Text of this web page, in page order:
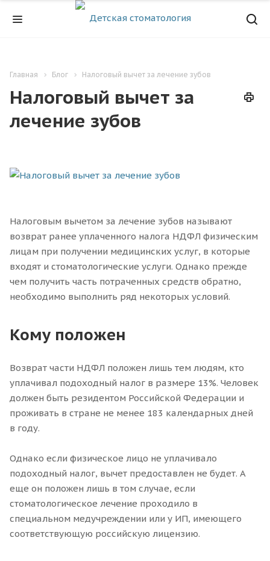
Главная Блог Налоговый вычет за лечение зубов
Налоговый вычет за
лечение зубов
Налоговым вычетом за лечение зубов называют
возврат ранее уплаченного налога НДФЛ физическим
лицам при получении медицинских услуг, в которые
входят и стоматологические услуги. Однако прежде
чем получить часть потраченных средств обратно,
необходимо выполнить ряд некоторых условий.
Кому положен
Возврат части НДФЛ положен лишь тем людям, кто
уплачивал подоходный налог в размере 13%. Человек
должен быть резидентом Российской Федерации и
проживать в стране не менее 183 календарных дней
в году.
Однако если физическое лицо не уплачивало
подоходный налог, вычет предоставлен не будет. А
еще он положен лишь в том случае, если
стоматологическое лечение проходило в
специальном медучреждении или у ИП, имеющего
соответствующую российскую лицензию.